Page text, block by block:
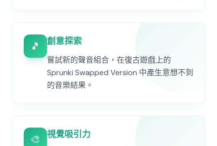
🎵 創意探索
嘗試新的聲音組合，在復古遊戲上的
Sprunki Swapped Version 中產生意想不到
的音樂結果。
🎨 視覺吸引力